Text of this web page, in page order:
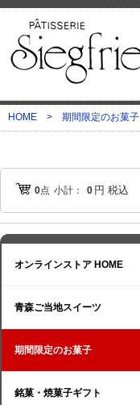
HOME > 期間限定のお菓子
0点 小計： 0 円 税込
オンラインストア HOME
青森ご当地スイーツ
期間限定のお菓子
銘菓・焼菓子ギフト